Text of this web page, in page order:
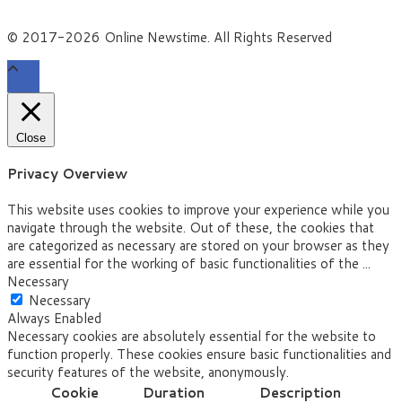
© 2017-2026 Online Newstime. All Rights Reserved
Close
Privacy Overview
This website uses cookies to improve your experience while you
navigate through the website. Out of these, the cookies that
are categorized as necessary are stored on your browser as they
are essential for the working of basic functionalities of the ...
Necessary
Necessary
Always Enabled
Necessary cookies are absolutely essential for the website to
function properly. These cookies ensure basic functionalities and
security features of the website, anonymously.
Cookie
Duration Description